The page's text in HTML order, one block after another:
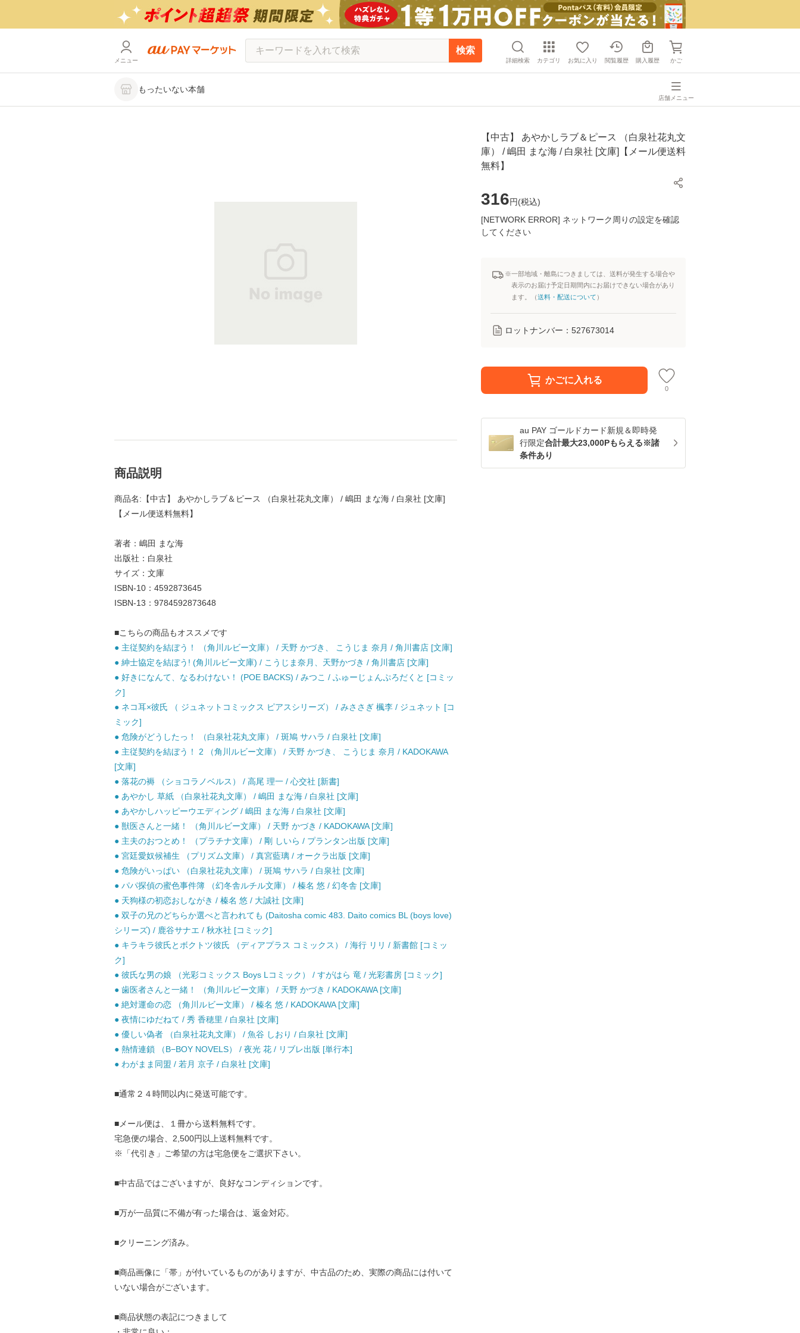
メニュー
検索
詳細検索 カテゴリ お気に入り 閲覧履歴 購入履歴 かご
もったいない本舗
店舗メニュー
【中古】 あやかしラブ＆ピース （白泉社花丸文
庫） / 嶋田 まな海 / 白泉社 [文庫]【メール便送料
無料】
316円(税込)
[NETWORK ERROR] ネットワーク周りの設定を確認
してください
※一部地域・離島につきましては、送料が発生する場合や
表示のお届け予定日期間内にお届けできない場合があり
ます。（送料・配送について ）
ロットナンバー： 527673014
かごに入れる
0
au PAY ゴールドカード新規＆即時発
行限定合計最大23,000Pもらえる※諸
条件あり
商品説明
商品名:【中古】 あやかしラブ＆ピース （白泉社花丸文庫） / 嶋田 まな海 / 白泉社 [文庫]
【メール便送料無料】
著者：嶋田 まな海
出版社：白泉社
サイズ：文庫
ISBN-10：4592873645
ISBN-13：9784592873648
■こちらの商品もオススメです
● 主従契約を結ぼう！ （角川ルビー文庫） / 天野 かづき、 こうじま 奈月 / 角川書店 [文庫]
● 紳士協定を結ぼう! (角川ルビー文庫) / こうじま奈月、天野かづき / 角川書店 [文庫]
● 好きになんて、なるわけない！ (POE BACKS) / みつこ / ふゅーじょんぷろだくと [コミッ
ク]
● ネコ耳×彼氏 （ ジュネットコミックス ピアスシリーズ） / みささぎ 楓李 / ジュネット [コ
ミック]
● 危険がどうしたっ！ （白泉社花丸文庫） / 斑鳩 サハラ / 白泉社 [文庫]
● 主従契約を結ぼう！ 2 （角川ルビー文庫） / 天野 かづき、 こうじま 奈月 / KADOKAWA
[文庫]
● 落花の褥 （ショコラノベルス） / 高尾 理一 / 心交社 [新書]
● あやかし 草紙 （白泉社花丸文庫） / 嶋田 まな海 / 白泉社 [文庫]
● あやかしハッピーウエディング / 嶋田 まな海 / 白泉社 [文庫]
● 獣医さんと一緒！ （角川ルビー文庫） / 天野 かづき / KADOKAWA [文庫]
● 主夫のおつとめ！ （プラチナ文庫） / 剛 しいら / プランタン出版 [文庫]
● 宮廷愛奴候補生 （プリズム文庫） / 真宮藍璃 / オークラ出版 [文庫]
● 危険がいっぱい （白泉社花丸文庫） / 斑鳩 サハラ / 白泉社 [文庫]
● パパ探偵の蜜色事件簿 （幻冬舎ルチル文庫） / 榛名 悠 / 幻冬舎 [文庫]
● 天狗様の初恋おしながき / 榛名 悠 / 大誠社 [文庫]
● 双子の兄のどちらか選べと言われても (Daitosha comic 483. Daito comics BL (boys love)
シリーズ) / 鹿谷サナエ / 秋水社 [コミック]
● キラキラ彼氏とボクトツ彼氏 （ディアプラス コミックス） / 海行 リリ / 新書館 [コミッ
ク]
● 彼氏な男の娘 （光彩コミックス Boys Lコミック） / すがはら 竜 / 光彩書房 [コミック]
● 歯医者さんと一緒！ （角川ルビー文庫） / 天野 かづき / KADOKAWA [文庫]
● 絶対運命の恋 （角川ルビー文庫） / 榛名 悠 / KADOKAWA [文庫]
● 夜情にゆだねて / 秀 香穂里 / 白泉社 [文庫]
● 優しい偽者 （白泉社花丸文庫） / 魚谷 しおり / 白泉社 [文庫]
● 熱情連鎖 （B−BOY NOVELS） / 夜光 花 / リブレ出版 [単行本]
● わがまま同盟 / 若月 京子 / 白泉社 [文庫]
■通常２４時間以内に発送可能です。
■メール便は、１冊から送料無料です。
宅急便の場合、2,500円以上送料無料です。
※「代引き」ご希望の方は宅急便をご選択下さい。
■中古品ではございますが、良好なコンディションです。
■万が一品質に不備が有った場合は、返金対応。
■クリーニング済み。
■商品画像に「帯」が付いているものがありますが、中古品のため、実際の商品には付いて
いない場合がございます。
■商品状態の表記につきまして